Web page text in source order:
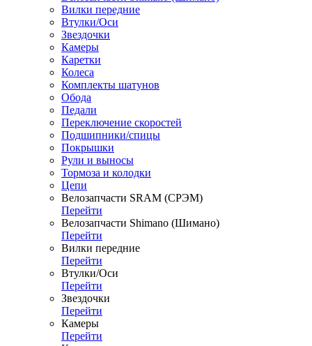
Вилки передние
Втулки/Оси
Звездочки
Камеры
Каретки
Колеса
Комплекты шатунов
Обода
Педали
Переключение скоростей
Подшипники/спицы
Покрышки
Рули и выносы
Тормоза и колодки
Цепи
Велозапчасти SRAM (СРЭМ)
Перейти
Велозапчасти Shimano (Шимано)
Перейти
Вилки передние
Перейти
Втулки/Оси
Перейти
Звездочки
Перейти
Камеры
Перейти